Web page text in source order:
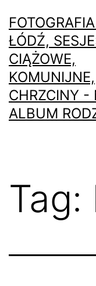
do
treści
ŁÓDŹ,
CIĄŻOWE,
KOMUNIJNE,
CHRZCINY -
ALBUM
Tag: